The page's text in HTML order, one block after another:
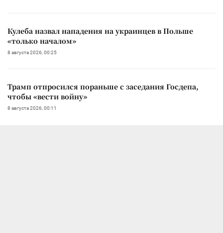
Кулеба назвал нападения на украинцев в Польше
«только началом»
8 августа 2026, 00:25
Трамп отпросился пораньше с заседания Госдепа,
чтобы «вести войну»
8 августа 2026, 00:11